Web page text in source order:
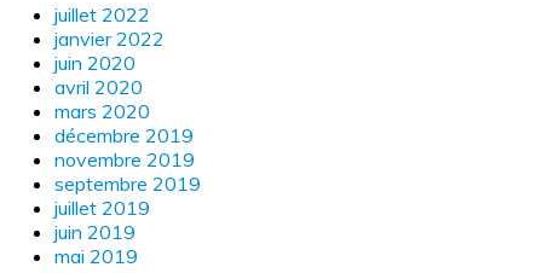
juillet 2022
janvier 2022
juin 2020
avril 2020
mars 2020
décembre 2019
novembre 2019
septembre 2019
juillet 2019
juin 2019
mai 2019